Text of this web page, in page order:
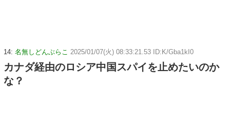
14: 名無しどんぶらこ 2025/01/07(火) 08:33:21.53 ID:K/Gba1kI0
カナダ経由のロシア中国スパイを止めたいのか
な？